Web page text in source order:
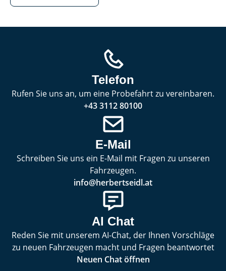
Telefon
Rufen Sie uns an, um eine Probefahrt zu vereinbaren.
+43 3112 80100
E-Mail
Schreiben Sie uns ein E-Mail mit Fragen zu unseren
Fahrzeugen.
info@herbertseidl.at
AI Chat
Reden Sie mit unserem AI-Chat, der Ihnen Vorschläge
zu neuen Fahrzeugen macht und Fragen beantwortet
Neuen Chat öffnen